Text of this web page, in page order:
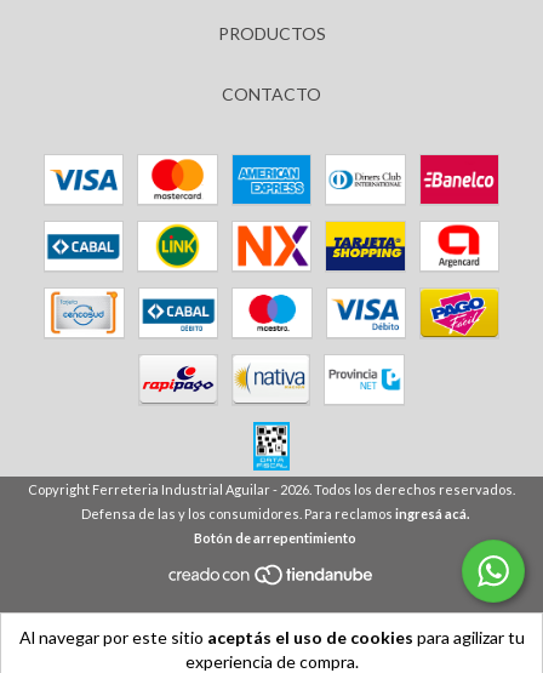
Al navegar por este sitio aceptás el uso de cookies para agilizar tu
experiencia de compra.
PRODUCTOS
CONTACTO
Copyright Ferreteria Industrial Aguilar - 2026. Todos los derechos reservados.
Defensa de las y los consumidores. Para reclamos ingresá acá.
Botón de arrepentimiento